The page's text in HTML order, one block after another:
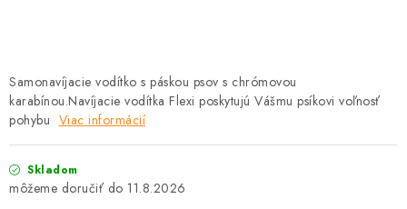
VONKAJŠIE VTÁCTVO
GELOREN KĽBOVÁ VÝŽIVA
CHOVATEĽSKÉ POTREBY
Samonavíjacie vodítko s páskou psov s chrómovou
karabínou.Navíjacie vodítka Flexi poskytujú Vášmu psíkovi voľnosť
pohybu Viac informácií
Skladom
11.8.2026